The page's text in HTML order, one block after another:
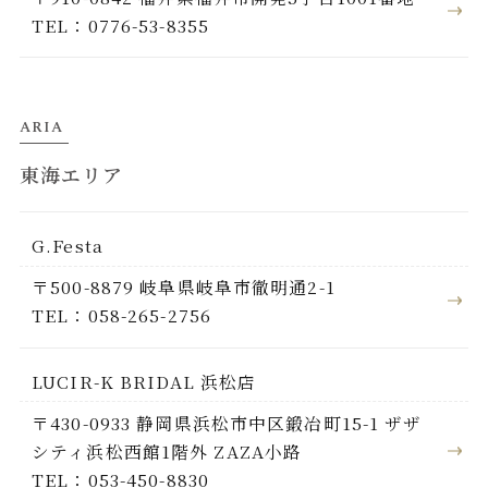
TEL：0776-53-8355
ARIA
東海エリア
G.Festa
〒500-8879 岐阜県岐阜市徹明通2-1
TEL：058-265-2756
LUCIR-K BRIDAL 浜松店
〒430-0933 静岡県浜松市中区鍛冶町15-1 ザザ
シティ浜松西館1階外 ZAZA小路
TEL：053-450-8830